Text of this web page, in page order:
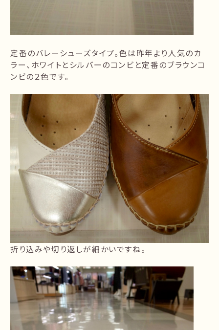
定番のバレーシューズタイプ。色は昨年より人気のカ
ラー、ホワイトとシルバーのコンビと定番のブラウンコ
ンビの２色です。
折り込みや切り返しが細かいですね。